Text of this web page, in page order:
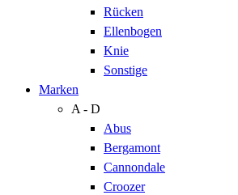
Rücken
Ellenbogen
Knie
Sonstige
Marken
A - D
Abus
Bergamont
Cannondale
Croozer